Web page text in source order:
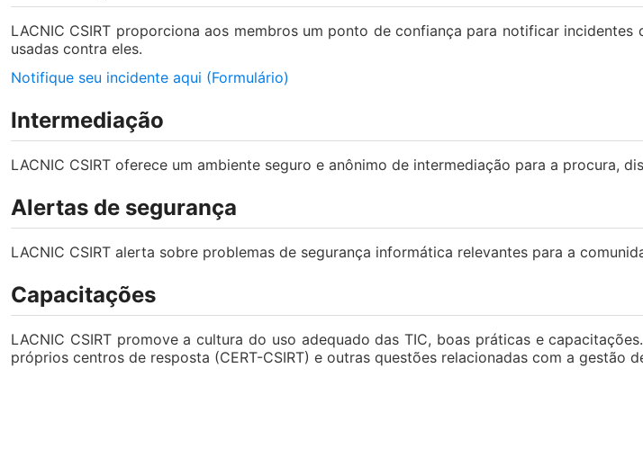
LACNIC CSIRT proporciona aos membros um ponto de confiança para notificar
usadas contra eles.
Notifique seu incidente aqui (Formulário)
Intermediação
LACNIC CSIRT oferece um ambiente seguro e anônimo de intermediação para a procura,
Alertas de segurança
LACNIC CSIRT alerta sobre problemas de segurança informática relevantes para a
Capacitações
LACNIC CSIRT promove a cultura do uso adequado das TIC, boas práticas e
próprios centros de resposta (CERT-CSIRT) e outras questões relacionadas com a gestão